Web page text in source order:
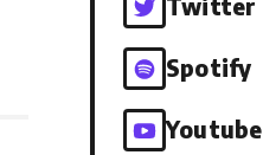
Spotify
Youtube